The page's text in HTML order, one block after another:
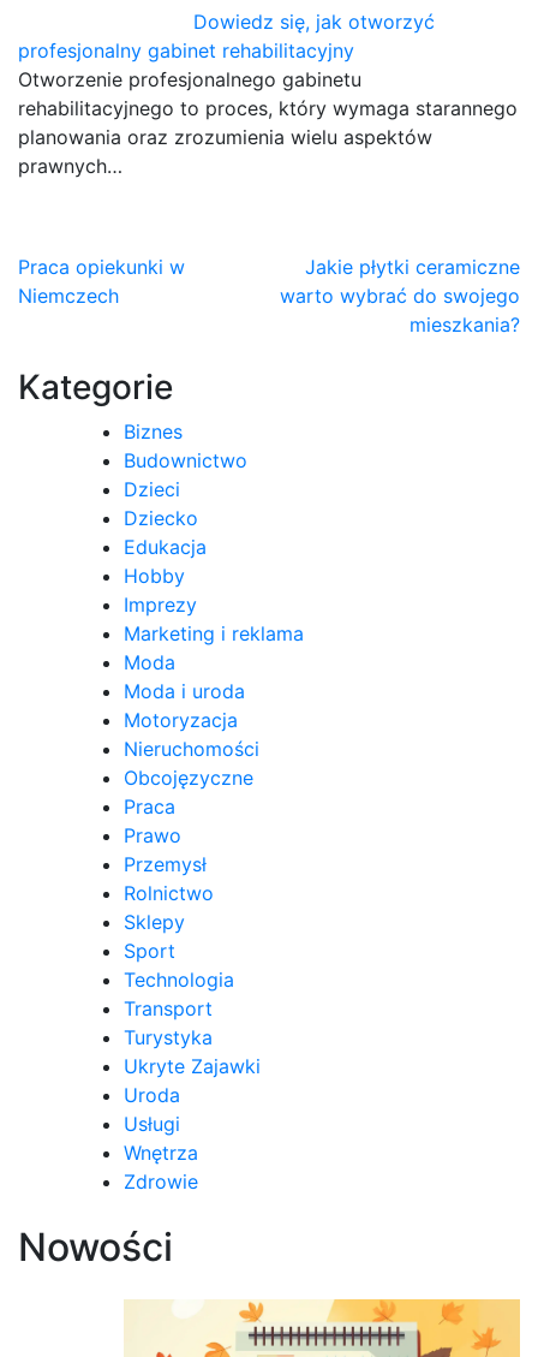
Dowiedz się, jak otworzyć
profesjonalny gabinet rehabilitacyjny
Otworzenie profesjonalnego gabinetu
rehabilitacyjnego to proces, który wymaga starannego
planowania oraz zrozumienia wielu aspektów
prawnych…
Nawigacja
wpisu
Praca opiekunki w
Niemczech
Jakie płytki ceramiczne
warto wybrać do swojego
mieszkania?
Kategorie
Biznes
Budownictwo
Dzieci
Dziecko
Edukacja
Hobby
Imprezy
Marketing i reklama
Moda
Moda i uroda
Motoryzacja
Nieruchomości
Obcojęzyczne
Praca
Prawo
Przemysł
Rolnictwo
Sklepy
Sport
Technologia
Transport
Turystyka
Ukryte Zajawki
Uroda
Usługi
Wnętrza
Zdrowie
Nowości